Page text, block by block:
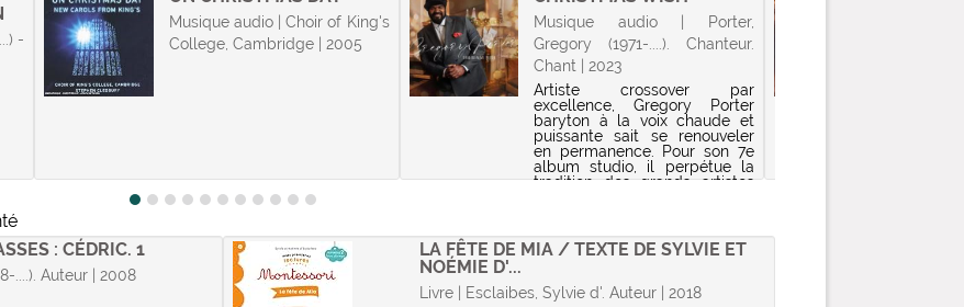
-
Musique audio | Choir of King's
College, Cambridge | 2005
Musique audio | Porter,
Gregory (1971-....). Chanteur.
Chant | 2023
Artiste crossover par
excellence, Gregory Porter
baryton à la voix chaude et
puissante sait se renouveler
en permanence. Pour son 7e
album studio, il perpétue la
tradition des grands artistes
: CÉDRIC. 1
....). Auteur | 2008
LA FÊTE DE MIA / TEXTE DE SYLVIE ET
NOÉMIE D'...
Livre | Esclaibes, Sylvie d'. Auteur | 2018